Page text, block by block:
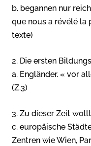
b. begannen nur
que nous a révélé la
texte)
2. Die ersten
a. Engländer. « vor
(Z.3)
3. Zu dieser Zeit
c. europäische
Zentren wie Wien,